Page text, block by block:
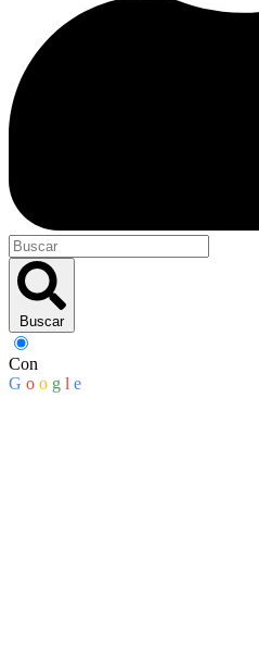
Buscar
Con
G o o g l e